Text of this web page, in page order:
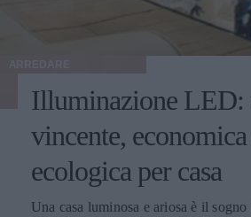
Illuminazione LED:
vincente, economica
ecologica per casa
Una casa luminosa e ariosa è il